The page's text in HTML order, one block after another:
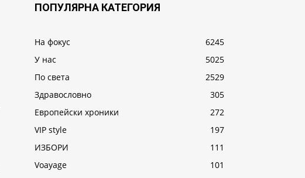
ПОПУЛЯРНА КАТЕГОРИЯ
На фокус
6245
У нас
5025
По света
2529
Здравословно
305
Европейски хроники
272
VIP style
197
ИЗБОРИ
111
Voayage
101